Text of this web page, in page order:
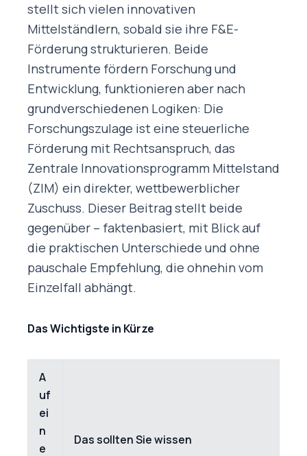
stellt sich vielen innovativen
Mittelständlern, sobald sie ihre F&E-
Förderung strukturieren. Beide
Instrumente fördern Forschung und
Entwicklung, funktionieren aber nach
grundverschiedenen Logiken: Die
Forschungszulage ist eine steuerliche
Förderung mit Rechtsanspruch, das
Zentrale Innovationsprogramm Mittelstand
(ZIM) ein direkter, wettbewerblicher
Zuschuss. Dieser Beitrag stellt beide
gegenüber – faktenbasiert, mit Blick auf
die praktischen Unterschiede und ohne
pauschale Empfehlung, die ohnehin vom
Einzelfall abhängt.
Das Wichtigste in Kürze
A
uf
ei
n
e
Das sollten Sie wissen